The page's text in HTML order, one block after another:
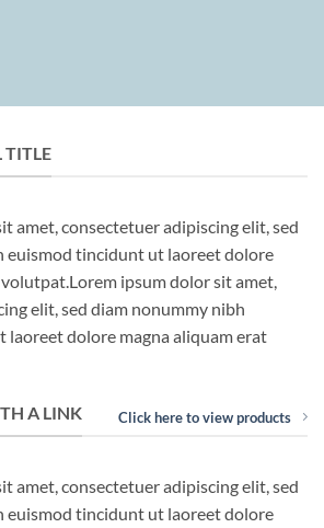
TITLE
amet, consectetuer adipiscing elit, sed
euismod tincidunt ut laoreet dolore
ipsum dolor sit amet,
elit, sed diam nonummy nibh
dolore magna aliquam erat
A LINK Click here to view products
amet, consectetuer adipiscing elit, sed
euismod tincidunt ut laoreet dolore